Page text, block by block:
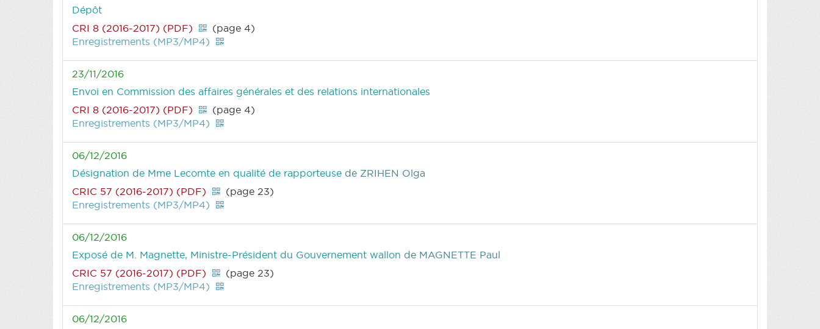
Dépôt
CRI 8 (2016-2017) (PDF)
(page 4)
Enregistrements (MP3/MP4)
23/11/2016
Envoi en Commission des affaires générales et des relations internationales
CRI 8 (2016-2017) (PDF)
(page 4)
Enregistrements (MP3/MP4)
06/12/2016
Désignation de Mme Lecomte en qualité de rapporteuse de ZRIHEN Olga
CRIC 57 (2016-2017) (PDF)
(page 23)
Enregistrements (MP3/MP4)
06/12/2016
Exposé de M. Magnette, Ministre-Président du Gouvernement wallon de MAGNETTE Paul
CRIC 57 (2016-2017) (PDF)
(page 23)
Enregistrements (MP3/MP4)
06/12/2016